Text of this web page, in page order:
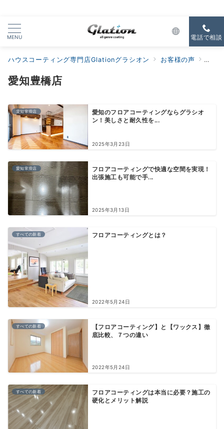
MENU 電話で相談
ハウスコーティング専門店Glationグラシオン お客様の声 すべ
愛知豊橋店
愛知常滑店
愛知のフロアコーティングならグラシオ
ン！美しさと耐久性を...
2025年3月23日
愛知常滑店
フロアコーティングで快適な空間を実現！
出張施工も可能で手...
2025年3月13日
すべての新着 フロアコーティングとは？
2022年5月24日
すべての新着
【フロアコーティング】と【ワックス】徹
底比較、７つの違い
2022年5月24日
すべての新着
フロアコーティングは本当に必要？施工の
硬化とメリット解説